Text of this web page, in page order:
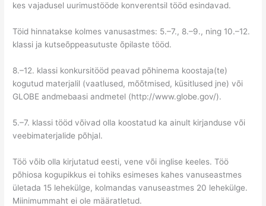
kes vajadusel uurimustööde konverentsil tööd esindavad.
Töid hinnatakse kolmes vanusastmes: 5.–7., 8.–9., ning 10.–12.
klassi ja kutseõppeasutuste õpilaste tööd.
8.–12. klassi konkursitööd peavad põhinema koostaja(te)
kogutud materjalil (vaatlused, mõõtmised, küsitlused jne) või
GLOBE andmebaasi andmetel (http://www.globe.gov/).
5.–7. klassi tööd võivad olla koostatud ka ainult kirjanduse või
veebimaterjalide põhjal.
Töö võib olla kirjutatud eesti, vene või inglise keeles. Töö
põhiosa kogupikkus ei tohiks esimeses kahes vanuseastmes
ületada 15 lehekülge, kolmandas vanuseastmes 20 lehekülge.
Miinimummaht ei ole määratletud.